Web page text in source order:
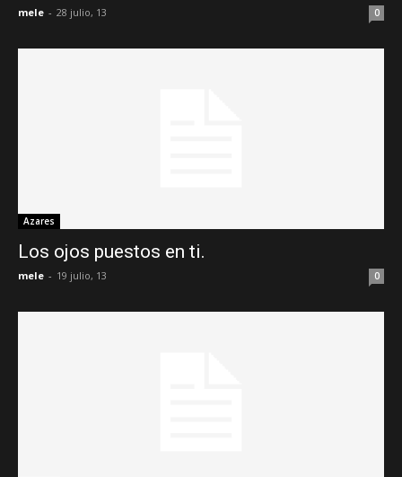
mele - 28 julio, 13 0
Azares
Los ojos puestos en ti.
mele - 19 julio, 13 0